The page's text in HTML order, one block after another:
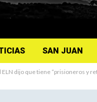
SAN JUAN
ELN dijo que tiene “prisioneros y